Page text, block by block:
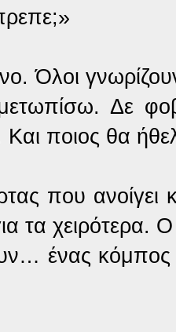
Όλοι
Δε
ποιος θα
που ανοίγει
τα χειρότερα.
ένας κόμπος